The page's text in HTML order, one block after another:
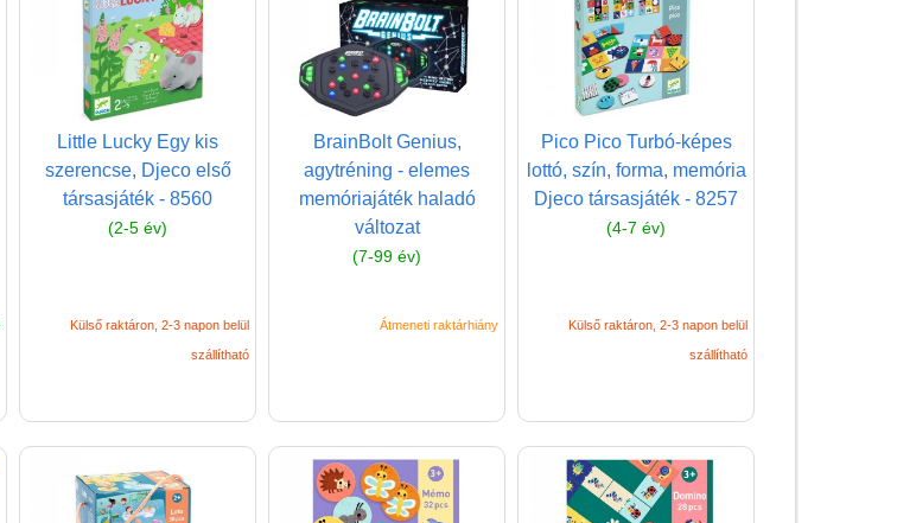
Little Lucky Egy kis
szerencse, Djeco első
társasjáték - 8560
(2-5 év)
Külső raktáron, 2-3 napon belül
szállítható
BrainBolt Genius,
agytréning - elemes
memóriajáték haladó
változat
(7-99 év)
Átmeneti raktárhiány
Pico Pico Turbó-képes
lottó, szín, forma, memória
Djeco társasjáték - 8257
(4-7 év)
Külső raktáron, 2-3 napon belül
szállítható
Puzzle
Spiegelburg játékok
Strandjátékok
Szerelés, barkácsolás, kerti
kalandozás
Szerepjáték
(baba,autó,konyha,épület,..)
Társasjáték
Tudományos játék
Ügyességi játékok
CSAK NÁLUNK - Egyedi
játékok